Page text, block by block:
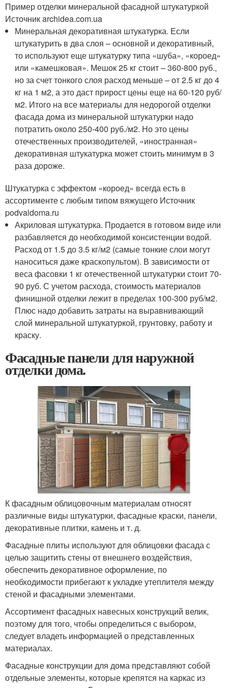
Пример отделки минеральной фасадной штукатуркой
Источник archidea.com.ua
Минеральная декоративная штукатурка. Если
штукатурить в два слоя – основной и декоративный,
то используют еще штукатурку типа «шуба», «короед»
или «камешковая». Мешок 25 кг стоит – 360-800 руб.,
но за счет тонкого слоя расход меньше – от 2.5 кг до 4
кг на 1 м2, а это даст прирост цены еще на 60-120 руб/
м2. Итого на все материалы для недорогой отделки
фасада дома из минеральной штукатурки надо
потратить около 250-400 руб./м2. Но это цены
отечественных производителей, «иностранная»
декоративная штукатурка может стоить минимум в 3
раза дороже.
Штукатурка с эффектом «короед» всегда есть в
ассортименте с любым типом вяжущего Источник
podvaldoma.ru
Акриловая штукатурка. Продается в готовом виде или
разбавляется до необходимой консистенции водой.
Расход от 1.5 до 3.5 кг/м2 (самые тонкие слои могут
наноситься даже краскопультом). В зависимости от
веса фасовки 1 кг отечественной штукатурки стоит 70-
90 руб. С учетом расхода, стоимость материалов
финишной отделки лежит в пределах 100-300 руб/м2.
Плюс надо добавить затраты на выравнивающий
слой минеральной штукатуркой, грунтовку, работу и
краску.
Фасадные панели для наружной
отделки дома.
К фасадным облицовочным материалам относят
различные виды штукатурки, фасадные краски, панели,
декоративные плитки, камень и т. д.
Фасадные плиты используют для облицовки фасада с
целью защитить стены от внешнего воздействия,
обеспечить декоративное оформление, по
необходимости прибегают к укладке утеплителя между
стеной и фасадными элементами.
Ассортимент фасадных навесных конструкций велик,
поэтому для того, чтобы определиться с выбором,
следует владеть информацией о представленных
материалах.
Фасадные конструкции для дома представляют собой
отдельные элементы, которые крепятся на каркас из